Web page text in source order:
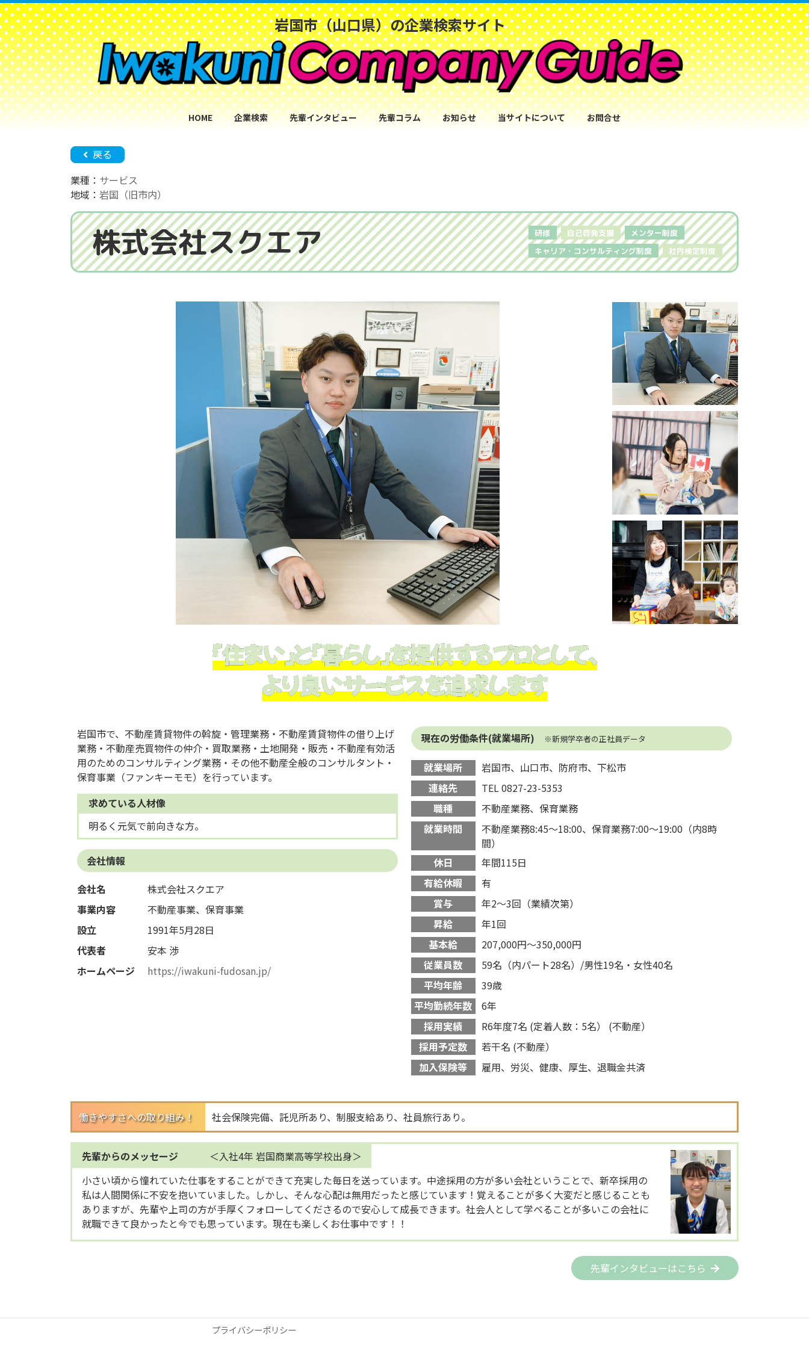
コ
ン
テ
ン
ツ
へ
ス
キ
ッ
ナ
ビ
ゲ
ー
シ
ョ
ン
に
移
岩国市（山口県）の企業検索サイト
HOME 企業検索 先輩インタビュー 先輩コラム お知らせ 当サイトについて お問合せ
戻る
業種： サービス
地域： 岩国（旧市内）
株式会社スクエア 研修 自己啓発支援
メンター制度
キャリア・コンサルティング制度
社内検定制度
「住まい」と「暮らし」を提供するプロとして、
より良いサービスを追求します
岩国市で、不動産賃貸物件の斡旋・管理業務・不動産賃貸物件の借り上げ
業務・不動産売買物件の仲介・買取業務・土地開発・販売・不動産有効活
用のためのコンサルティング業務・その他不動産全般のコンサルタント・
保育事業（ファンキーモモ）を行っています。
求めている人材像
明るく元気で前向きな方。
会社情報
会社名
株式会社スクエア
事業内容
不動産事業、保育事業
設立
1991年5月28日
代表者
安本 渉
ホームページ
https://iwakuni-fudosan.jp/
現在の労働条件(就業場所) ※新規学卒者の正社員データ
就業場所
岩国市、山口市、防府市、下松市
連絡先
TEL 0827-23-5353
職種
不動産業務、保育業務
就業時間
不動産業務8:45～18:00、保育業務7:00〜19:00（内8時
間）
休日
年間115日
有給休暇
有
賞与
年2〜3回（業績次第）
昇給
年1回
基本給
207,000円～350,000円
従業員数
59名（内パート28名）/男性19名・女性40名
平均年齢
39歳
平均勤続年数
6年
採用実績
R6年度7名 (定着人数：5名） (不動産）
採用予定数
若干名 (不動産）
加入保険等
雇用、労災、健康、厚生、退職金共済
働きやすさへの取り組み！ 社会保険完備、託児所あり、制服支給あり、社員旅行あり。
先輩からのメッセージ
入社4年 岩国商業高等学校出身
小さい頃から憧れていた仕事をすることができて充実した毎日を送っています。中途採用の方が多い会社ということで、新卒採用の
私は人間関係に不安を抱いていました。しかし、そんな心配は無用だったと感じています！覚えることが多く大変だと感じることも
ありますが、先輩や上司の方が手厚くフォローしてくださるので安心して成長できます。社会人として学べることが多いこの会社に
就職できて良かったと今でも思っています。現在も楽しくお仕事中です！！
先輩インタビューはこちら
プライバシーポリシー